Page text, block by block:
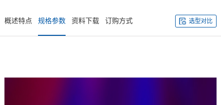
概述特点 规格参数 资料下载 订购方式 选型对比